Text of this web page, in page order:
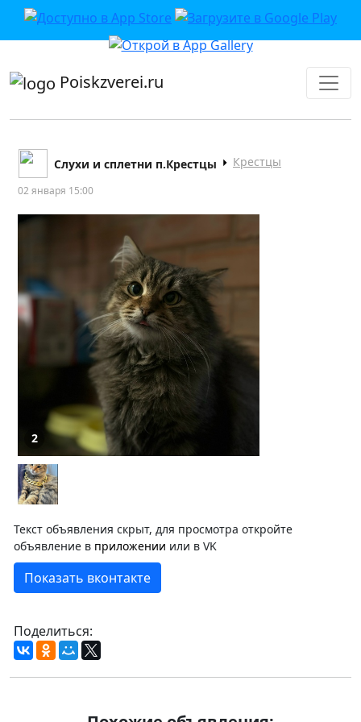
приложении или в VK">
Poiskzverei.ru
Слухи и сплетни п.Крестцы Крестцы
02 января 15:00
2
Текст объявления скрыт, для просмотра откройте
объявление в приложении или в VK
Показать вконтакте
Поделиться: